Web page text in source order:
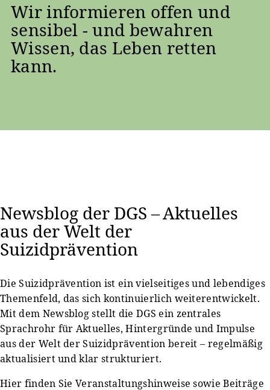
Wir informieren offen und
sensibel - und bewahren
Wissen, das Leben retten
kann.
Newsblog der DGS – Aktuelles
aus der Welt der
Suizidprävention
Die Suizidprävention ist ein vielseitiges und lebendiges
Themenfeld, das sich kontinuierlich weiterentwickelt.
Mit dem Newsblog stellt die DGS ein zentrales
Sprachrohr für Aktuelles, Hintergründe und Impulse
aus der Welt der Suizidprävention bereit – regelmäßig
aktualisiert und klar strukturiert.
Hier finden Sie Veranstaltungshinweise sowie Beiträge